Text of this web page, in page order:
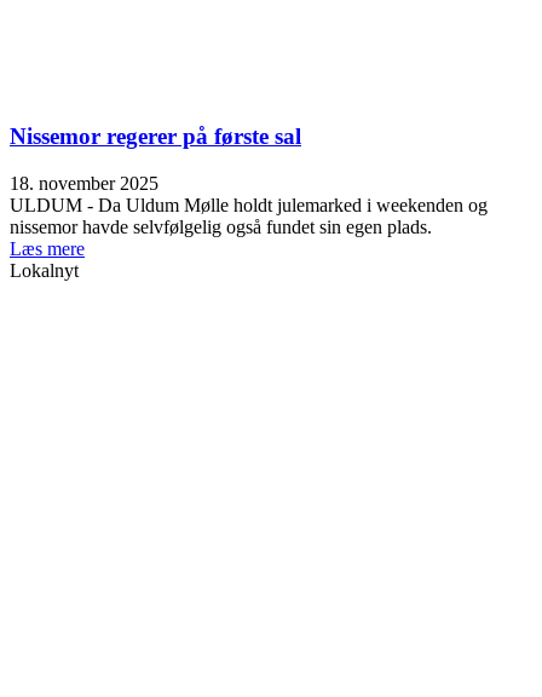
Nissemor regerer på første sal
18. november 2025
ULDUM - Da Uldum Mølle holdt julemarked i weekenden og
nissemor havde selvfølgelig også fundet sin egen plads.
Læs mere
Lokalnyt